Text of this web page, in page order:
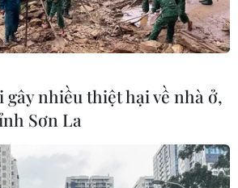
Việt” 2026 đồng
khuyết tật
ít nhất 14
gây nhiều thiệt hại về nhà ở,
Sơn La